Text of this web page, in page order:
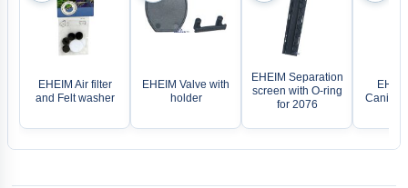
EHEIM Air filter
and Felt washer
EHEIM Valve with
holder
EHEIM Separation
screen with O-ring
for 2076